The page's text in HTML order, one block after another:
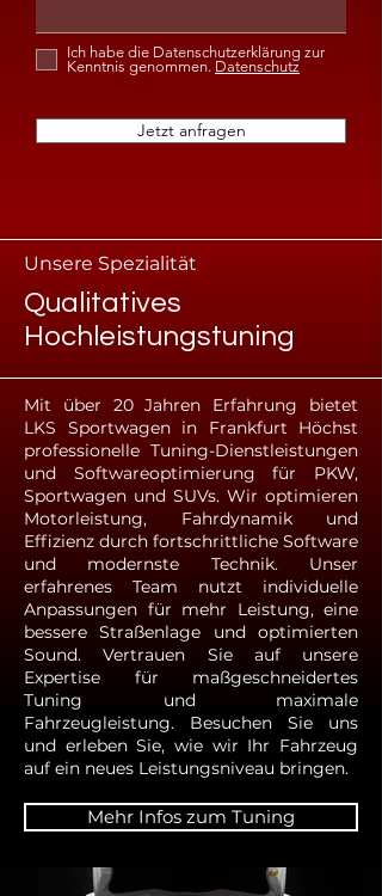
Ich habe die Datenschutzerklärung zur
Kenntnis genommen. Datenschutz
Jetzt anfragen
Unsere Spezialität
Qualitatives
Hochleistungstuning
Mit über 20 Jahren Erfahrung bietet
LKS Sportwagen in Frankfurt Höchst
professionelle Tuning-Dienstleistungen
und Softwareoptimierung für PKW,
Sportwagen und SUVs. Wir optimieren
Motorleistung, Fahrdynamik und
Effizienz durch fortschrittliche Software
und modernste Technik. Unser
erfahrenes Team nutzt individuelle
Anpassungen für mehr Leistung, eine
bessere Straßenlage und optimierten
Sound. Vertrauen Sie auf unsere
Expertise für maßgeschneidertes
Tuning und maximale
Fahrzeugleistung. Besuchen Sie uns
und erleben Sie, wie wir Ihr Fahrzeug
auf ein neues Leistungsniveau bringen.
Mehr Infos zum Tuning